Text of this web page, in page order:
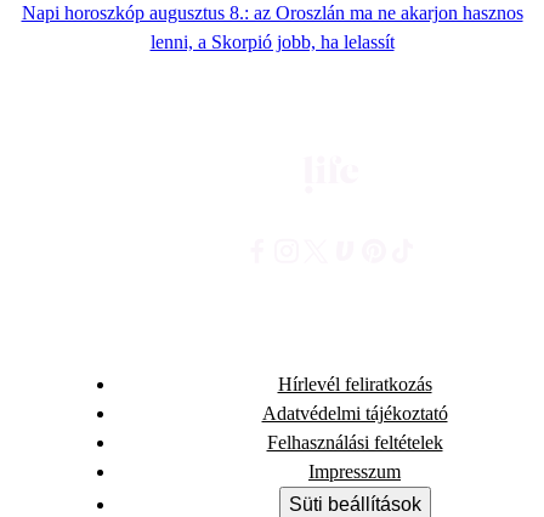
Napi horoszkóp augusztus 8.: az Oroszlán ma ne akarjon hasznos
lenni, a Skorpió jobb, ha lelassít
Hírlevél feliratkozás
Adatvédelmi tájékoztató
Felhasználási feltételek
Impresszum
Süti beállítások